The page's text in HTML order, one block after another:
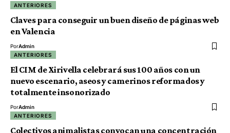
ANTERIORES
Claves para conseguir un buen diseño de páginas web
en Valencia
PorAdmin
ANTERIORES
El CIM de Xirivella celebrará sus 100 años con un
nuevo escenario, aseos y camerinos reformados y
totalmente insonorizado
PorAdmin
ANTERIORES
Colectivos animalistas convocan una concentración